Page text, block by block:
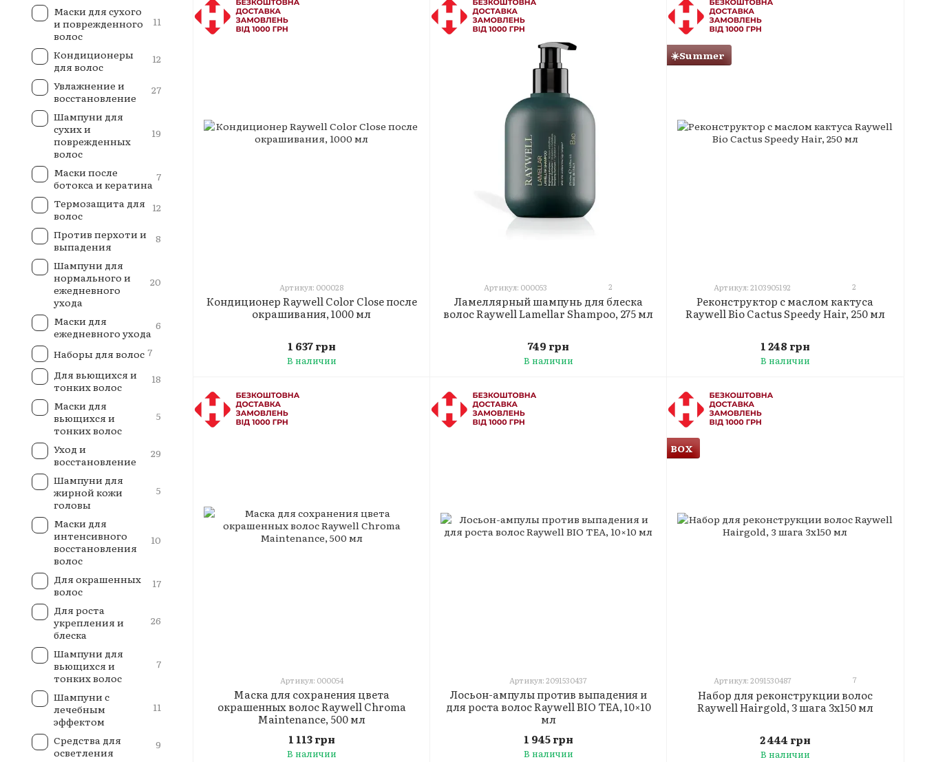
Артикул: 000028
Кондиционер Raywell Color Close после
окрашивания, 1000 мл
1 637 грн
В наличии
Артикул: 000053 2
Ламеллярный шампунь для блеска
волос Raywell Lamellar Shampoo, 275 мл
749 грн
В наличии
☀️Summer
Артикул: 2103905192 2
Реконструктор с маслом кактуса
Raywell Bio Cactus Speedy Hair, 250 мл
1 248 грн
В наличии
Артикул: 000054
Маска для сохранения цвета
окрашенных волос Raywell Chroma
Maintenance, 500 мл
1 113 грн
В наличии
Артикул: 2091530437
Лосьон-ампулы против выпадения и
для роста волос Raywell BIO TEA, 10×10
мл
1 945 грн
В наличии
BOX
Артикул: 2091530487 7
Набор для реконструкции волос
Raywell Hairgold, 3 шага 3x150 мл
2 444 грн
В наличии
Маски для сухого
и поврежденного
волос
11
Кондиционеры
для волос
12
Увлажнение и
восстановление
27
Шампуни для
сухих и
поврежденных
волос
19
Маски после
ботокса и кератина
7
Термозащита для
волос
12
Против перхоти и
выпадения
8
Шампуни для
нормального и
ежедневного
ухода
20
Маски для
ежедневного ухода
6
Наборы для волос 7
Для вьющихся и
тонких волос
18
Маски для
вьющихся и
тонких волос
5
Уход и
восстановление
29
Шампуни для
жирной кожи
головы
5
Маски для
интенсивного
восстановления
волос
10
Для окрашенных
волос
17
Для роста
укрепления и
блеска
26
Шампуни для
вьющихся и
тонких волос
7
Шампуни с
лечебным
эффектом
11
Средства для
осветления
9